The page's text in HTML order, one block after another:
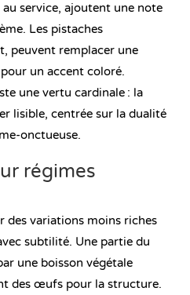
service, ajoutent une note
Les pistaches
peuvent remplacer une
un accent coloré.
une vertu cardinale : la
lisible, centrée sur la dualité
onctueuse.
régimes
des variations moins riches
subtilité. Une partie du
une boisson végétale
des œufs pour la structure.